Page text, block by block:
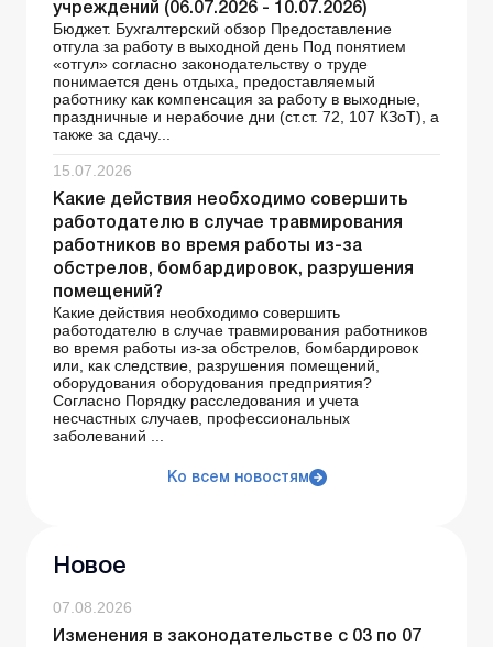
учреждений (06.07.2026 - 10.07.2026)
Бюджет. Бухгалтерский обзор Предоставление
отгула за работу в выходной день Под понятием
«отгул» согласно законодательству о труде
понимается день отдыха, предоставляемый
работнику как компенсация за работу в выходные,
праздничные и нерабочие дни (ст.ст. 72, 107 КЗоТ), а
также за сдачу...
15.07.2026
Какие действия необходимо совершить
работодателю в случае травмирования
работников во время работы из-за
обстрелов, бомбардировок, разрушения
помещений?
Какие действия необходимо совершить
работодателю в случае травмирования работников
во время работы из-за обстрелов, бомбардировок
или, как следствие, разрушения помещений,
оборудования оборудования предприятия?
Согласно Порядку расследования и учета
несчастных случаев, профессиональных
заболеваний ...
Ко всем новостям
Новое
07.08.2026
Изменения в законодательстве с 03 по 07